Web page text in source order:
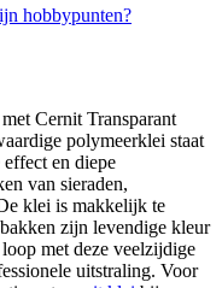
hobbypunten?
Cernit Transparant
polymeerklei staat
en diepe
van sieraden,
klei is makkelijk te
zijn levendige kleur
met deze veelzijdige
uitstraling. Voor